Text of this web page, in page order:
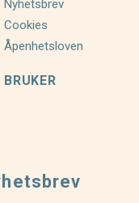
Nyhetsbrev
Cookies
Åpenhetsloven
BRUKER